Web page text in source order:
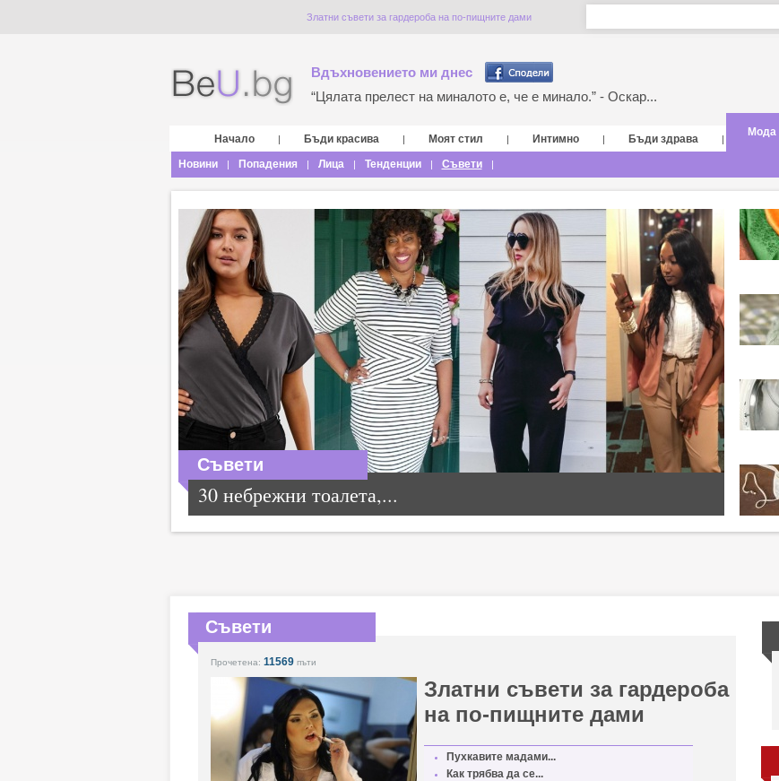
Златни съвети за гардероба на по-пищните дами
Вдъхновението ми днес
“Цялата прелест на миналото е, че е минало.” - Оскар...
Начало | Бъди красива | Моят стил | Интимно | Бъди здрава |
Мода
Новини | Попадения | Лица | Тенденции | Съвети |
Съвети
30 небрежни тоалета,...
Съвети
Прочетена: 11569пъти
Златни съвети за гардероба
на по-пищните дами
Пухкавите мадами...
Как трябва да се...